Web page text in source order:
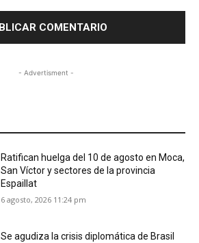
- Advertisment -
Ratifican huelga del 10 de agosto en Moca,
San Víctor y sectores de la provincia
Espaillat
6 agosto, 2026 11:24 pm
Se agudiza la crisis diplomática de Brasil